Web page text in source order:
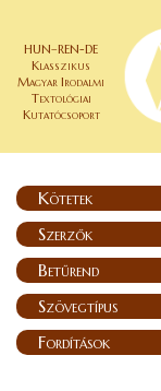
HUN–REN-DE
Klasszikus
Magyar Irodalmi
Textológiai
Kutatócsoport
Kötetek
Szerzők
Betűrend
Szövegtípus
Fordítások